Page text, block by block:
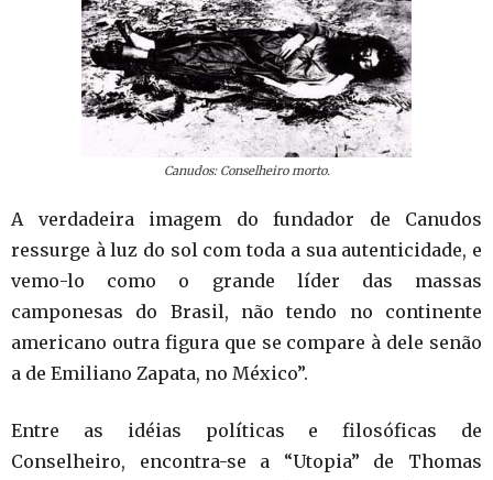
Canudos: Conselheiro morto.
A verdadeira imagem do fundador de Canudos
ressurge à luz do sol com toda a sua autenticidade, e
vemo-lo como o grande líder das massas
camponesas do Brasil, não tendo no continente
americano outra figura que se compare à dele senão
a de Emiliano Zapata, no México”.
Entre as idéias políticas e filosóficas de
Conselheiro, encontra-se a “Utopia” de Thomas